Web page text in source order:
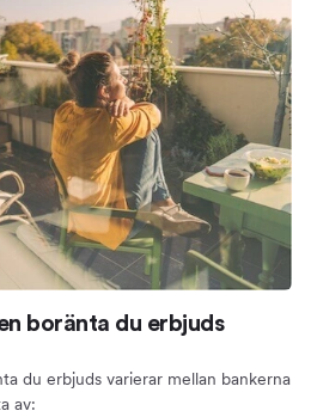
boränta du erbjuds
du erbjuds varierar mellan bankerna
av: